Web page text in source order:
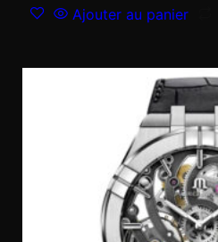
Ajouter au panier